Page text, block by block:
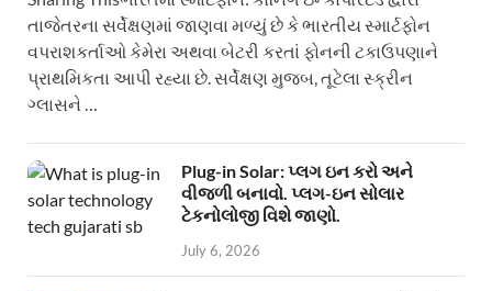
તાજેતરના સર્વેક્ષણમાં જાણવા મળ્યું છે કે ભારતીય સ્માર્ટફોન
વપરાશકર્તાઓ કેમેરા અથવા બેટરી કરતાં ફોનની ટકાઉપણાને
પ્રાથમિકતા આપી રહ્યા છે. સર્વેક્ષણ મુજબ, તૂટેલા સ્ક્રીન
ગ્લાસને …
Plug-in Solar: પ્લગ ઇન કરો અને
વીજળી બનાવો. પ્લગ-ઇન સોલાર
ટેકનોલોજી વિશે જાણો.
July 6, 2026